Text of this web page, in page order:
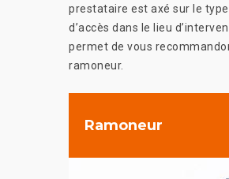
prestataire est axé sur le
d’accès dans le lieu
permet de vous
ramoneur.
Ramoneur